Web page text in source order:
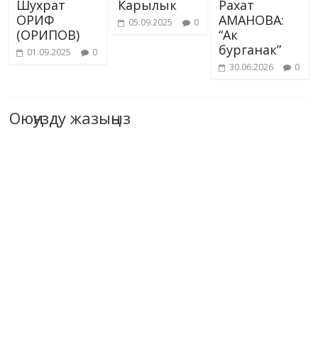
Шухрат
ОРИФ
(ОРИПОВ)
01.09.2025 0
Карылык
05.09.2025 0
Рахат
АМАНОВА:
“Ак
бурганак”
30.06.2026 0
Оюңузду жазыңыз